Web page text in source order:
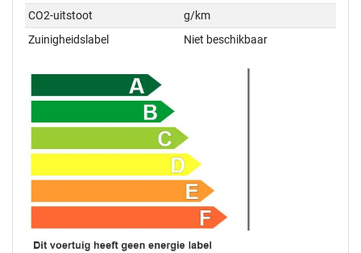
CO2-uitstoot
g/km
Zuinigheidslabel
Niet beschikbaar